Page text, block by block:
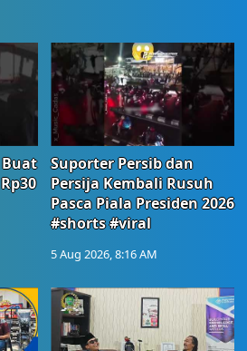
Buat
Suporter Persib dan
Persija Kembali Rusuh
Pasca Piala Presiden 2026
#shorts #viral
5 Aug 2026, 8:16 AM